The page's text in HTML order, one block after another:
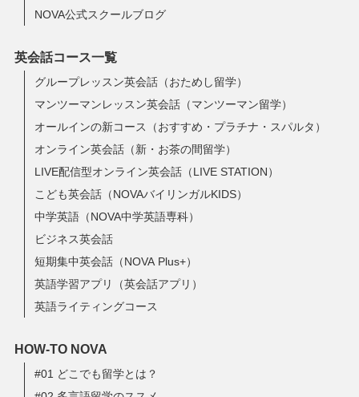
NOVA公式スクールブログ
英会話コース一覧
グループレッスン英会話（おためし留学）
マンツーマンレッスン英会話（マンツーマン留学）
オールインの新コース（おすすめ・プラチナ・スパルタ）
オンライン英会話（新・お茶の間留学）
LIVE配信型オンライン英会話（LIVE STATION）
こども英会話（NOVAバイリンガルKIDS）
中学英語（NOVA中学英語専科）
ビジネス英会話
短期集中英会話（NOVA Plus+）
英語学習アプリ（英会話アプリ）
英語ライティングコース
HOW-TO NOVA
#01 どこでも留学とは？